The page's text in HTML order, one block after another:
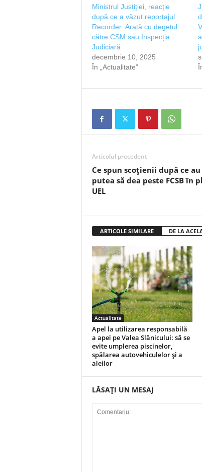
Ministrul Justiției, reacție
după ce a văzut reportajul
Recorder: Arată cu degetul
către CSM sau Inspecția
Judiciară
decembrie 10, 2025
În „Actualitate”
Articolul precedent
Ce spun scoțienii după ce
putea să dea peste FCSB în
UEL
ARTICOLE SIMILARE DE LA
Actualitate
Apel la utilizarea responsabilă
a apei pe Valea Slănicului: să se
evite umplerea piscinelor,
spălarea autovehiculelor şi a
aleilor
LĂSAȚI UN MESAJ